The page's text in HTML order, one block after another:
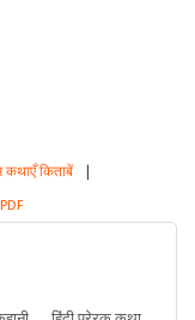
कथाएँ किताबें |